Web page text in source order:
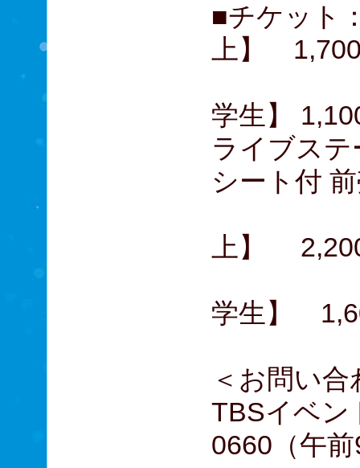
■チケット
上】
学生】
ライブス
シート付
上】
学生】
＜お問い合
TBSイベン
0660（午